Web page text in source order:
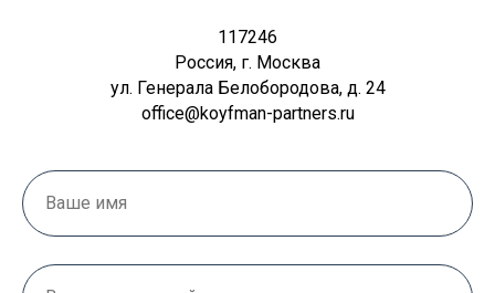
117246
Россия, г. Москва
ул. Генерала Белобородова, д. 24
office@koyfman-partners.ru